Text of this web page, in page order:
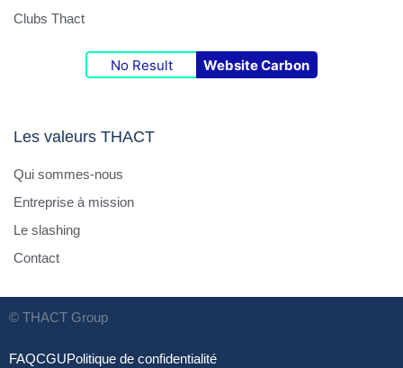
Clubs Thact
No Result Website Carbon
Les valeurs THACT
Qui sommes-nous
Entreprise à mission
Le slashing
Contact
© THACT Group
FAQCGUPolitique de confidentialité